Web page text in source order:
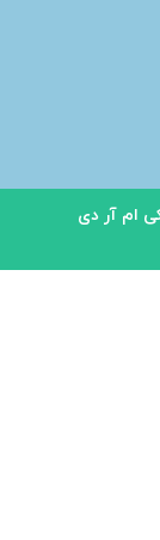
ام آر دی